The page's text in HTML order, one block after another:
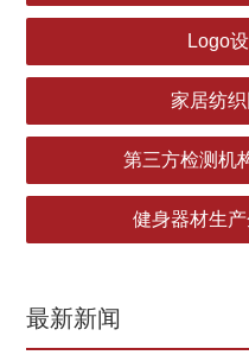
Logo
家居纺
第三方检测机
健身器材生
最新新闻